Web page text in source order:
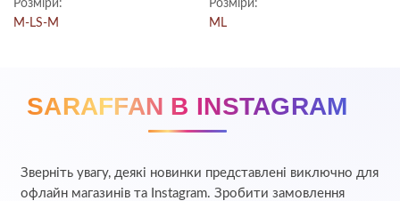
Розміри:
M-LS-M
Розміри:
M L
SARAFFAN В INSTAGRAM
Зверніть увагу, деякі новинки представлені виключно для
офлайн магазинів та Instagram. Зробити замовлення